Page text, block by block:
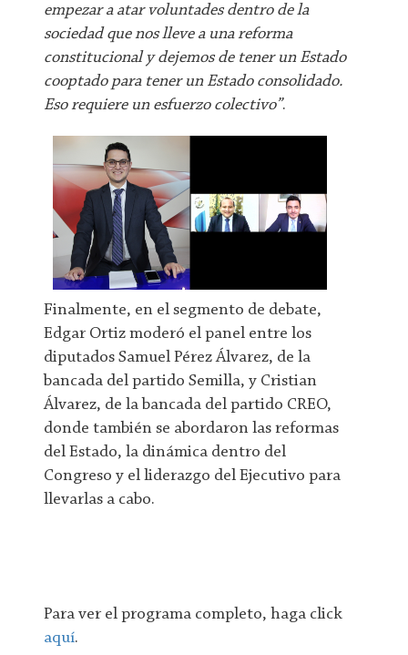
empezar a atar voluntades dentro de la
sociedad que nos lleve a una reforma
constitucional y dejemos de tener un Estado
cooptado para tener un Estado consolidado.
Eso requiere un esfuerzo colectivo”.
Finalmente, en el segmento de debate,
Edgar Ortiz moderó el panel entre los
diputados Samuel Pérez Álvarez, de la
bancada del partido Semilla, y Cristian
Álvarez, de la bancada del partido CREO,
donde también se abordaron las reformas
del Estado, la dinámica dentro del
Congreso y el liderazgo del Ejecutivo para
llevarlas a cabo.
Para ver el programa completo, haga click
aquí.